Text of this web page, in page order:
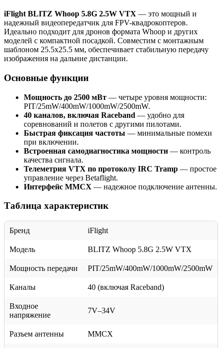
iFlight BLITZ Whoop 5.8G 2.5W VTX — это мощный и
надежный видеопередатчик для FPV-квадрокоптеров.
Идеально подходит для дронов формата Whoop и других
моделей с компактной посадкой. Совместим с монтажным
шаблоном 25.5x25.5 мм, обеспечивает стабильную передачу
изображения на дальние дистанции.
Основные функции
Мощность до 2500 мВт — четыре уровня мощности:
PIT/25mW/400mW/1000mW/2500mW.
40 каналов, включая Raceband — удобно для
соревнований и полетов с другими пилотами.
Быстрая фиксация частоты — минимальные помехи
при включении.
Встроенная самодиагностика мощности — контроль
качества сигнала.
Телеметрия VTX по протоколу IRC Tramp — простое
управление через Betaflight.
Интерфейс MMCX — надежное подключение антенны.
Таблица характеристик
Бренд iFlight
Модель BLITZ Whoop 5.8G 2.5W VTX
Мощность передачи PIT/25mW/400mW/1000mW/2500mW
Каналы 40 (включая Raceband)
Входное
напряжение
7V–34V
Разъем антенны MMCX